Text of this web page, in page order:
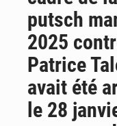
putsch
2025
Patrice
avait été
le 28